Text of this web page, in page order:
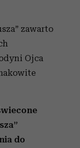
zawarto
Ojca
do